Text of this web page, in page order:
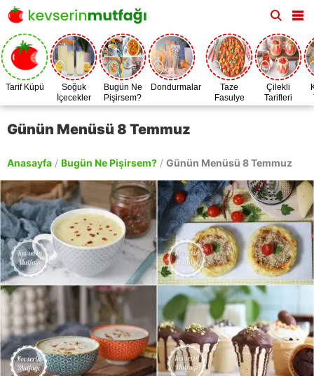
Tarif Küpü
Soğuk
İçecekler
Bugün Ne
Pişirsem?
Dondurmalar
Taze
Fasulye
Zamanı
Çilekli
Tarifleri
Günün Menüsü 8 Temmuz
Anasayfa / Bugün Ne Pişirsem? / Günün Menüsü 8 Temmuz